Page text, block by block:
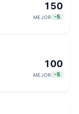
150
MEJOR -5
100
MEJOR -5